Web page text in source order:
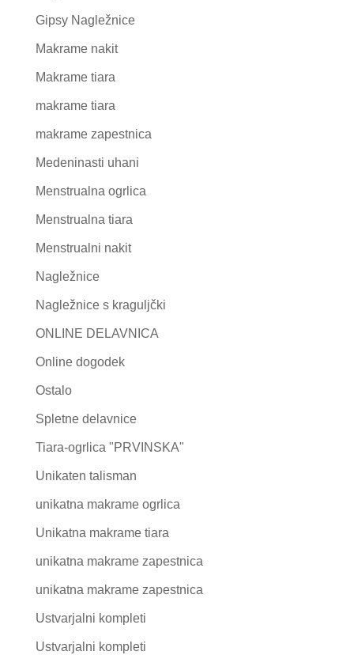
Gipsy Nagležnice
Makrame nakit
Makrame tiara
makrame tiara
makrame zapestnica
Medeninasti uhani
Menstrualna ogrlica
Menstrualna tiara
Menstrualni nakit
Nagležnice
Nagležnice s kraguljčki
ONLINE DELAVNICA
Online dogodek
Ostalo
Spletne delavnice
Tiara-ogrlica "PRVINSKA"
Unikaten talisman
unikatna makrame ogrlica
Unikatna makrame tiara
unikatna makrame zapestnica
unikatna makrame zapestnica
Ustvarjalni kompleti
Ustvarjalni kompleti